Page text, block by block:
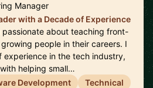
Manager
with a Decade of Experience
passionate about teaching front-
people in their careers. I
experience in the tech industry,
helping small…
Development
Technical